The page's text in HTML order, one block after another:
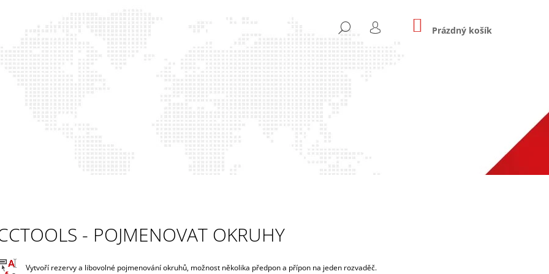
HLEDAT
PŘIHLÁŠENÍ
NÁKUPNÍ
KOŠÍK
Prázdný košík
- POJMENOVAT OKRUHY
Vytvoří rezervy a libovolné pojmenování okruhů, možnost několika předpon a přípon na jeden rozvaděč.
CO POTŘEBUJETE NAJÍT?
DOPORUČUJEME
(C3D)
CCLIBRARY - VARIANTY